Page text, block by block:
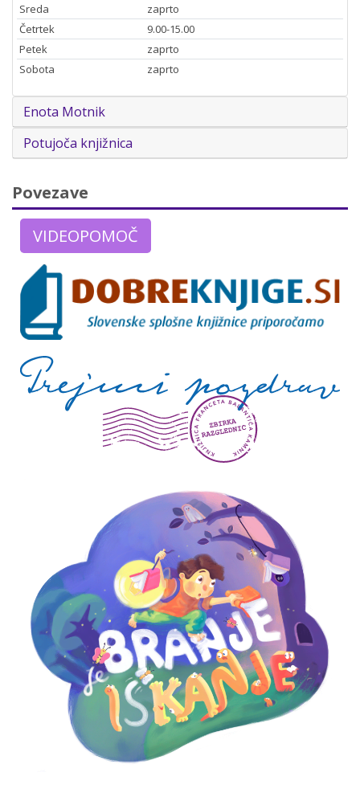
Sreda
zaprto
Četrtek
9.00-15.00
Petek
zaprto
Sobota
zaprto
Enota Motnik
Potujoča knjižnica
Povezave
VIDEOPOMOČ